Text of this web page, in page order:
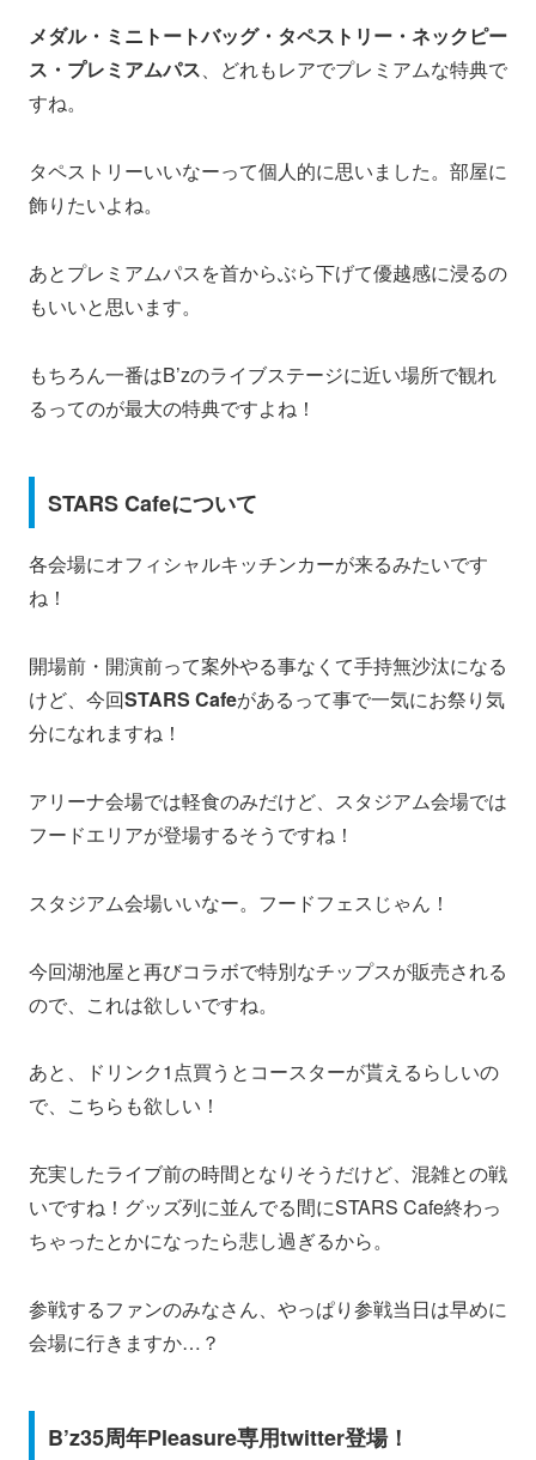
メダル・ミニトートバッグ・タペストリー・ネックピー
ス・プレミアムパス、どれもレアでプレミアムな特典で
すね。
タペストリーいいなーって個人的に思いました。部屋に
飾りたいよね。
あとプレミアムパスを首からぶら下げて優越感に浸るの
もいいと思います。
もちろん一番はB’zのライブステージに近い場所で観れ
るってのが最大の特典ですよね！
STARS Cafeについて
各会場にオフィシャルキッチンカーが来るみたいです
ね！
開場前・開演前って案外やる事なくて手持無沙汰になる
けど、今回STARS Cafeがあるって事で一気にお祭り気
分になれますね！
アリーナ会場では軽食のみだけど、スタジアム会場では
フードエリアが登場するそうですね！
スタジアム会場いいなー。フードフェスじゃん！
今回湖池屋と再びコラボで特別なチップスが販売される
ので、これは欲しいですね。
あと、ドリンク1点買うとコースターが貰えるらしいの
で、こちらも欲しい！
充実したライブ前の時間となりそうだけど、混雑との戦
いですね！グッズ列に並んでる間にSTARS Cafe終わっ
ちゃったとかになったら悲し過ぎるから。
参戦するファンのみなさん、やっぱり参戦当日は早めに
会場に行きますか…？
B’z35周年Pleasure専用twitter登場！